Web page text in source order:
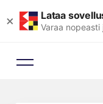
× Lataa
Varaa nopeasti